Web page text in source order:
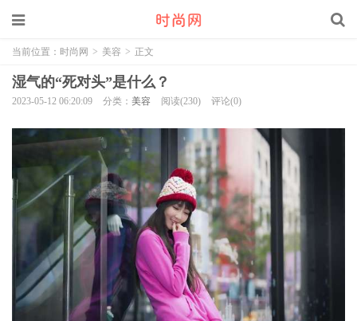
当前位置： 时尚网 > 美容 > 正文
湿气的“死对头”是什么？
2023-05-12 06:20:09 分类： 美容 阅读(230) 评论(0)